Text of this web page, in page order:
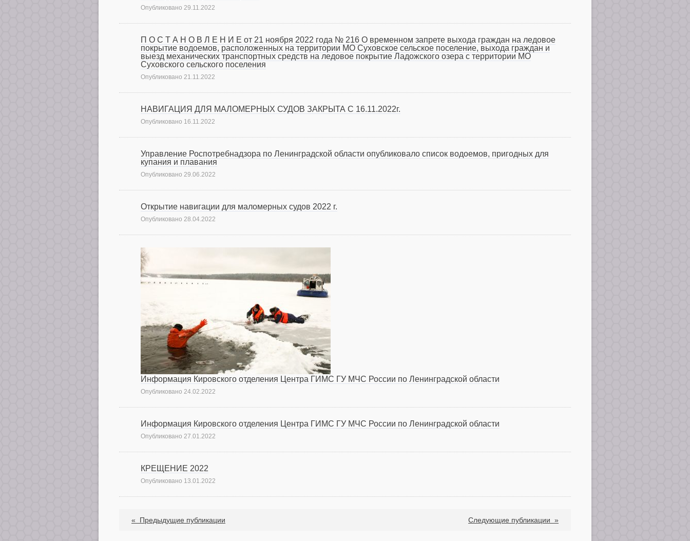
Опубликовано 29.11.2022
П О С Т А Н О В Л Е Н И Е от 21 ноября 2022 года № 216 О временном запрете выхода граждан на ледовое
покрытие водоемов, расположенных на территории МО Суховское сельское поселение, выхода граждан и
выезд механических транспортных средств на ледовое покрытие Ладожского озера с территории МО
Суховского сельского поселения
Опубликовано 21.11.2022
НАВИГАЦИЯ ДЛЯ МАЛОМЕРНЫХ СУДОВ ЗАКРЫТА С 16.11.2022г.
Опубликовано 16.11.2022
Управление Роспотребнадзора по Ленинградской области опубликовало список водоемов, пригодных для
купания и плавания
Опубликовано 29.06.2022
Открытие навигации для маломерных судов 2022 г.
Опубликовано 28.04.2022
Информация Кировского отделения Центра ГИМС ГУ МЧС России по Ленинградской области
Опубликовано 24.02.2022
Информация Кировского отделения Центра ГИМС ГУ МЧС России по Ленинградской области
Опубликовано 27.01.2022
КРЕЩЕНИЕ 2022
Опубликовано 13.01.2022
« Предыдущие публикации Следующие публикации »